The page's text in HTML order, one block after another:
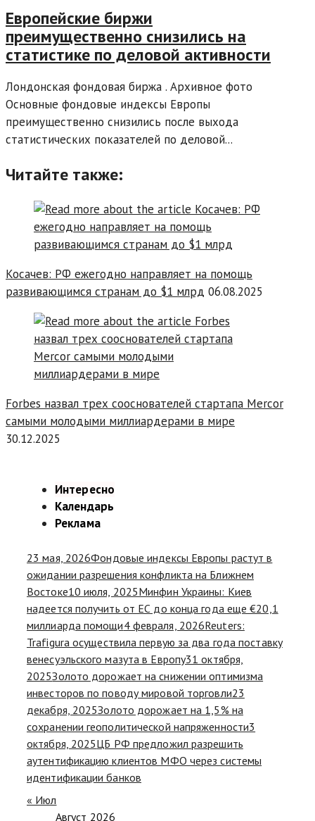
Европейские биржи
преимущественно снизились на
статистике по деловой активности
Лондонская фондовая биржа . Архивное фото
Основные фондовые индексы Европы
преимущественно снизились после выхода
статистических показателей по деловой...
Читайте также:
Косачев: РФ ежегодно направляет на помощь
развивающимся странам до $1 млрд 06.08.2025
Forbes назвал трех сооснователей стартапа Mercor
самыми молодыми миллиардерами в мире
30.12.2025
Интересно
Календарь
Реклама
23 мая, 2026Фондовые индексы Европы растут в
ожидании разрешения конфликта на Ближнем
Востоке10 июля, 2025Минфин Украины: Киев
надеется получить от ЕС до конца года еще €20,1
миллиарда помощи4 февраля, 2026Reuters:
Trafigura осуществила первую за два года поставку
венесуэльского мазута в Европу31 октября,
2025Золото дорожает на снижении оптимизма
инвесторов по поводу мировой торговли23
декабря, 2025Золото дорожает на 1,5% на
сохранении геополитической напряженности3
октября, 2025ЦБ РФ предложил разрешить
аутентификацию клиентов МФО через системы
идентификации банков
« Июл
Август 2026